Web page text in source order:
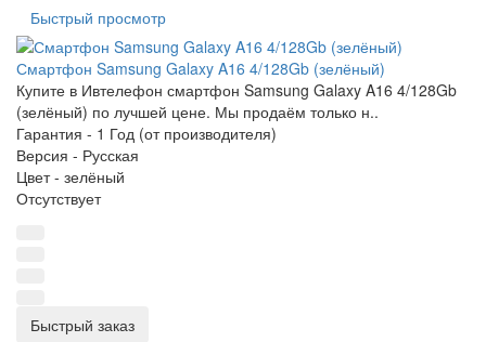
Быстрый просмотр
Смартфон Samsung Galaxy A16 4/128Gb (зелёный)
Купите в Ивтелефон смартфон Samsung Galaxy A16 4/128Gb
(зелёный) по лучшей цене. Мы продаём только н..
Гарантия - 1 Год (от производителя)
Версия - Русская
Цвет - зелёный
Отсутствует
Быстрый заказ